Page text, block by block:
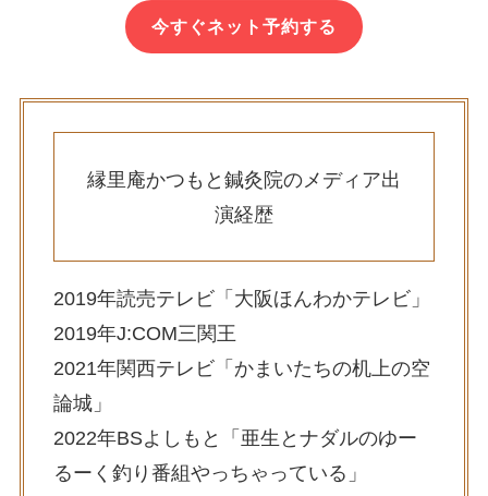
今すぐネット予約する
縁里庵かつもと鍼灸院のメディア出
演経歴
2019年読売テレビ「大阪ほんわかテレビ」
2019年J:COM三関王
2021年関西テレビ「かまいたちの机上の空
論城」
2022年BSよしもと「亜生とナダルのゆー
るーく釣り番組やっちゃっている」